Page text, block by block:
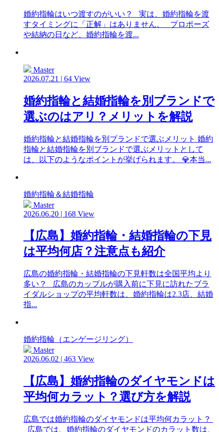
婚約指輪はいつ渡すのがいい？ 実は、婚約指輪を渡
すタイミングに「正解」はありません。 プロポーズ
や結納の日など、婚約指輪を渡...
Master
2026.07.21 | 64 View
婚約指輪と結婚指輪を別ブランドで
選ぶのはアリ？メリットを解説
婚約指輪と結婚指輪を別ブランドで選ぶメリット 婚約
指輪と結婚指輪を別ブランドで選ぶメリットとして
は、以下のようなポイントが挙げられます。 💎本当...
婚約指輪＆結婚指輪
Master
2026.06.20 | 168 View
【広島】婚約指輪・結婚指輪の下見
は平均何店？注意点も紹介
広島の婚約指輪・結婚指輪の下見軒数は全国平均より
多い？ 広島のカップルが購入前に下見に訪れたブラ
イダルショップの平均軒数は、婚約指輪は2.3店、結婚
指...
婚約指輪（エンゲージリング）
Master
2026.06.02 | 463 View
【広島】婚約指輪のダイヤモンドは
平均何カラット？選び方を解説
広島では婚約指輪のダイヤモンドは平均何カラット？
広島では、婚約指輪のダイヤモンドのカラット数は、